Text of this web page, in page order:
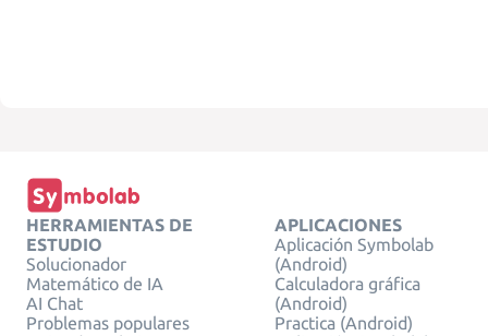
HERRAMIENTAS DE
ESTUDIO
Solucionador
Matemático de IA
AI Chat
Problemas populares
APLICACIONES
Aplicación Symbolab
(Android)
Calculadora gráfica
(Android)
Practica (Android)